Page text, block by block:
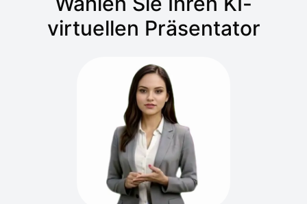
virtuellen Präsentator